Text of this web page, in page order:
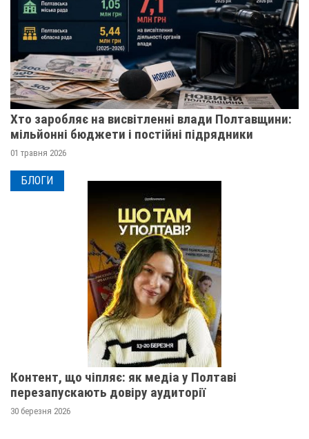
Хто заробляє на висвітленні влади Полтавщини:
мільйонні бюджети і постійні підрядники
01 травня 2026
БЛОГИ
Контент, що чіпляє: як медіа у Полтаві
перезапускають довіру аудиторії
30 березня 2026